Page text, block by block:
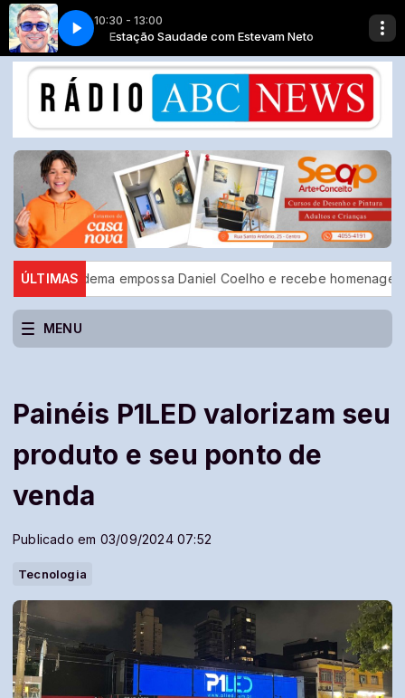
10:30 - 13:00
Neto Estação Saudade com Estevam Neto
Top classic - Parte 1
ÚLTIMASempossa Daniel Coelho e recebe homenagem do
MENU
Painéis P1LED valorizam seu
produto e seu ponto de
venda
Publicado em 03/09/2024 07:52
Tecnologia